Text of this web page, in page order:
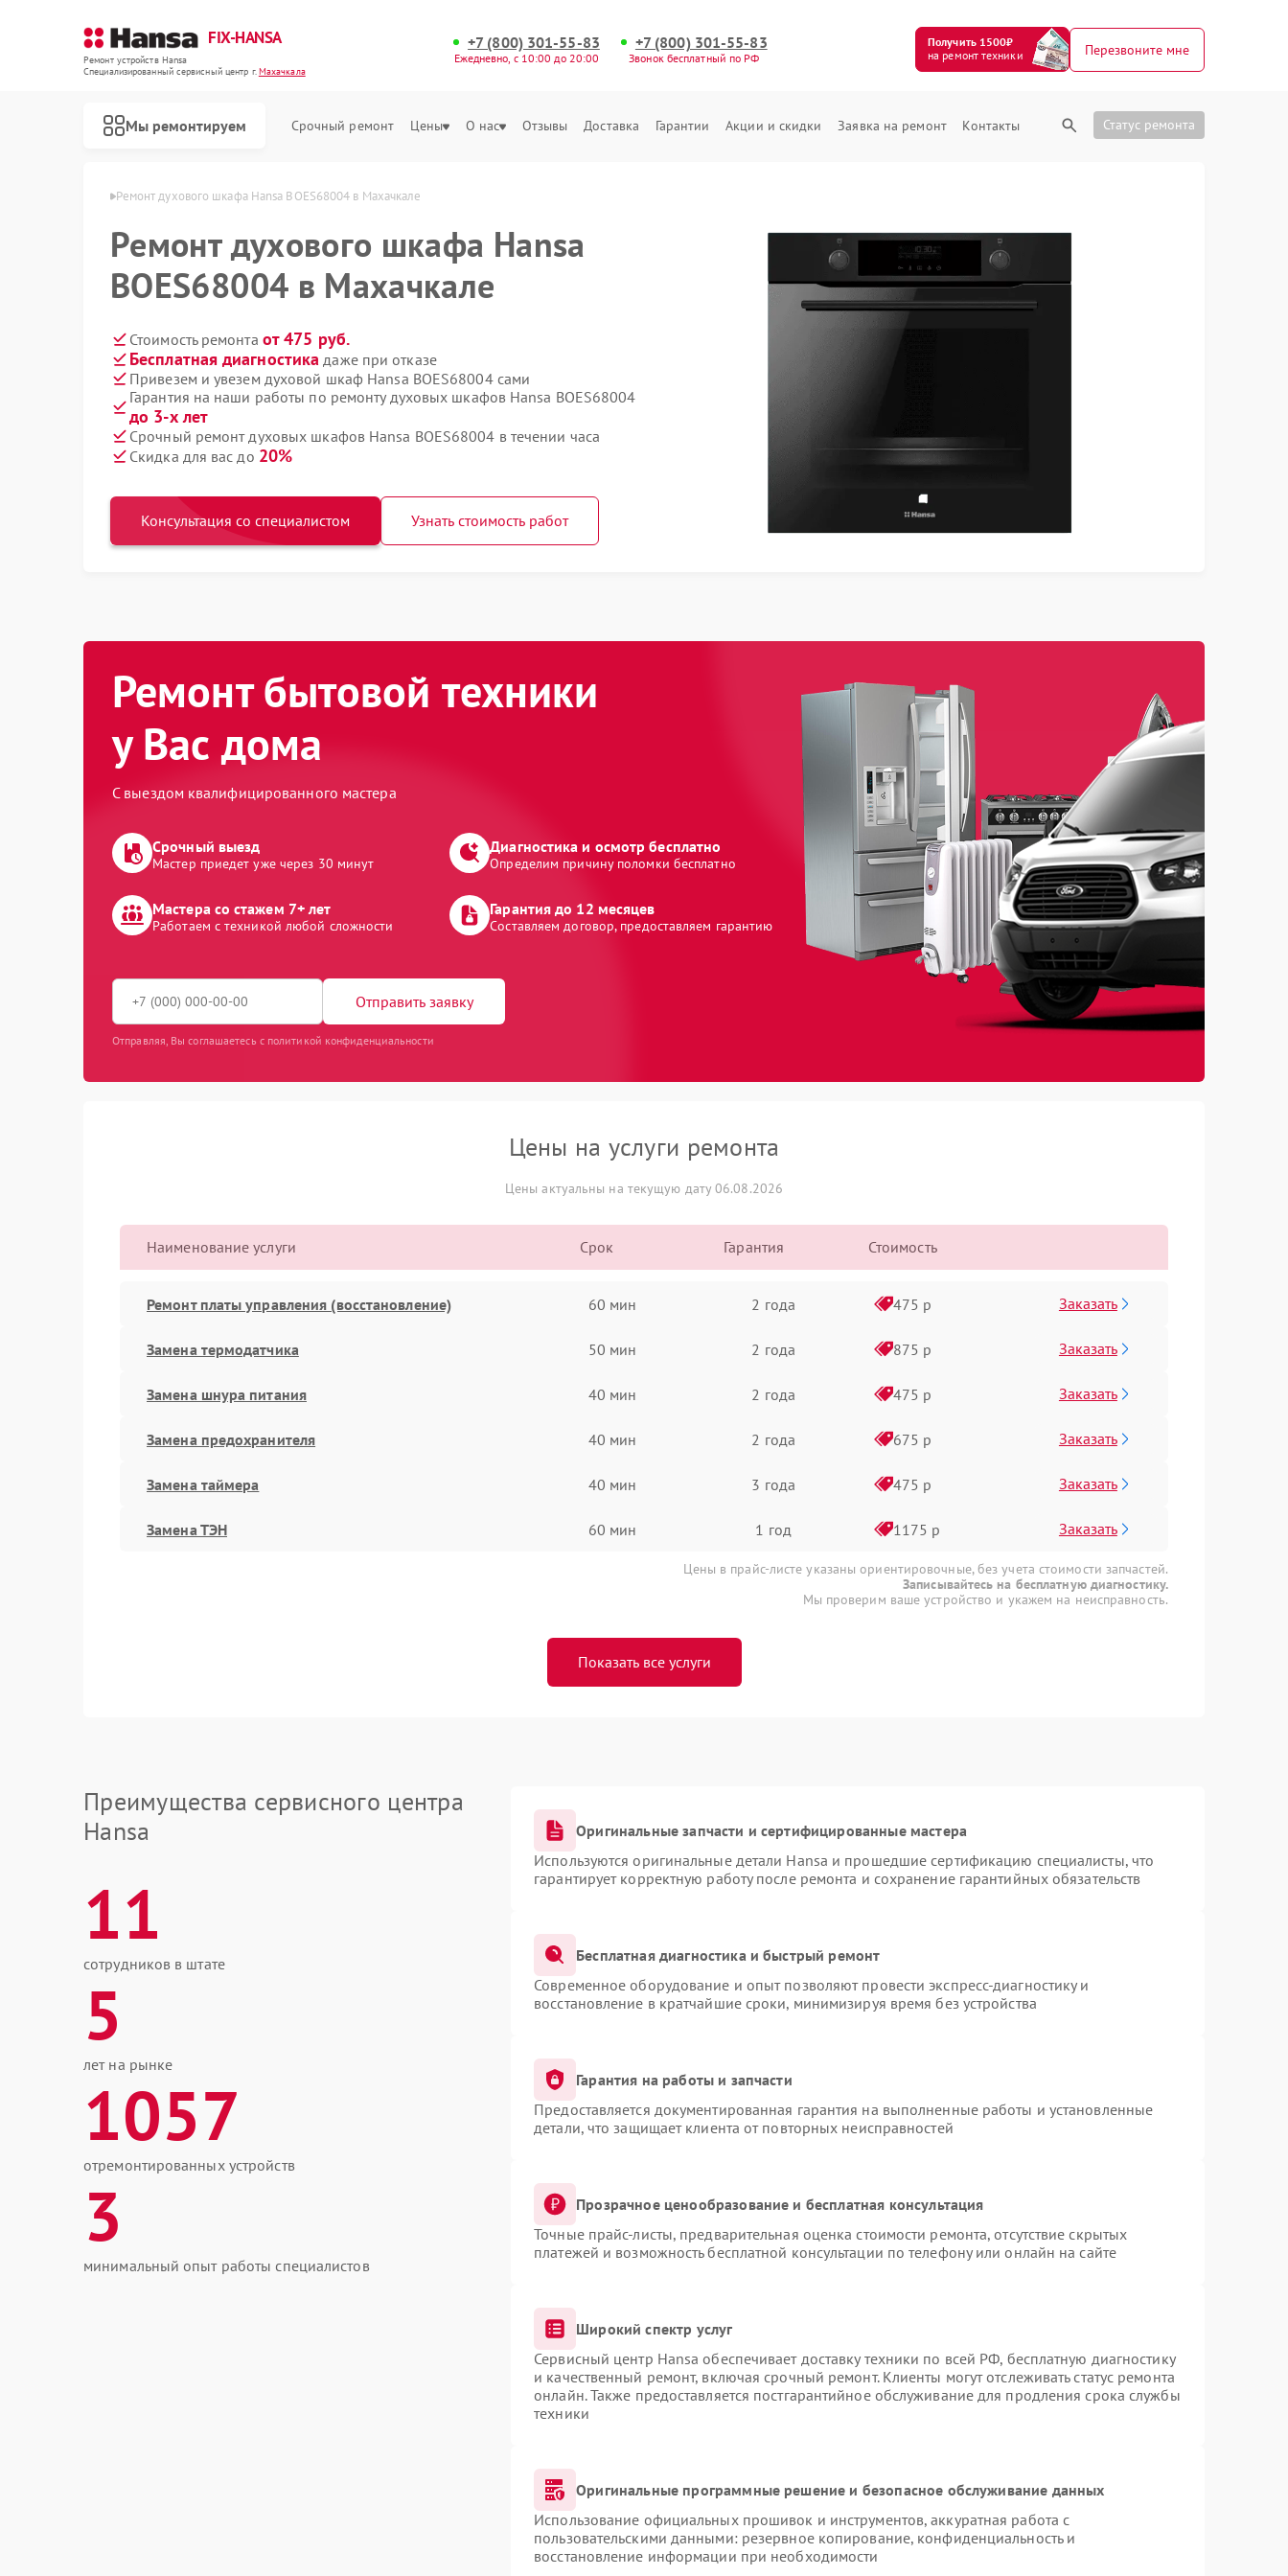
FIX-HANSA
Ремонт устройств Hansa
Специализированный cервисный центр г.Махачкала
+7 (800) 301-55-83
Ежедневно, с 10:00 до 20:00
+7 (800) 301-55-83
Звонок бесплатный по РФ
Получить 1500₽
на ремонт техники
Перезвоните мне
Мы ремонтируем Срочный ремонт Цены О нас Отзывы Доставка Гарантии Акции и скидки Заявка на ремонт Контакты Статус ремонта
Ремонт духового шкафа Hansa BOES68004 в Махачкале
Ремонт духового шкафа Hansa
BOES68004 в Махачкале
Стоимость ремонта от 475 руб.
Бесплатная диагностика даже при отказе
Привезем и увезем духовой шкаф Hansa BOES68004 сами
Гарантия на наши работы по ремонту духовых шкафов Hansa BOES68004
до 3-х лет
Срочный ремонт духовых шкафов Hansa BOES68004 в течении часа
Скидка для вас до 20%
Консультация со специалистом Узнать стоимость работ
Ремонт бытовой техники
у Вас дома
С выездом квалифицированного мастера
Срочный выезд
Мастер приедет уже через 30 минут
Диагностика и осмотр бесплатно
Определим причину поломки бесплатно
Мастера со стажем 7+ лет
Работаем с техникой любой сложности
Гарантия до 12 месяцев
Составляем договор, предоставляем гарантию
Отправить заявку
Отправляя, Вы соглашаетесь с политикой конфиденциальности
Цены на услуги ремонта
Цены актуальны на текущую дату 06.08.2026
Наименование услуги Срок Гарантия Стоимость
Ремонт платы управления (восстановление) 60 мин 2 года 475 р Заказать
Замена термодатчика 50 мин 2 года 875 р Заказать
Замена шнура питания 40 мин 2 года 475 р Заказать
Замена предохранителя 40 мин 2 года 675 р Заказать
Замена таймера 40 мин 3 года 475 р Заказать
Замена ТЭН 60 мин 1 год 1175 р Заказать
Цены в прайс-листе указаны ориентировочные, без учета стоимости запчастей.
Записывайтесь на бесплатную диагностику.
Мы проверим ваше устройство и укажем на неисправность.
Показать все услуги
Преимущества сервисного центра
Hansa
11
сотрудников в штате
5
лет на рынке
1057
отремонтированных устройств
3
минимальный опыт работы специалистов
Оригинальные запчасти и сертифицированные мастера
Используются оригинальные детали Hansa и прошедшие сертификацию специалисты, что
гарантирует корректную работу после ремонта и сохранение гарантийных обязательств
Бесплатная диагностика и быстрый ремонт
Современное оборудование и опыт позволяют провести экспресс-диагностику и
восстановление в кратчайшие сроки, минимизируя время без устройства
Гарантия на работы и запчасти
Предоставляется документированная гарантия на выполненные работы и установленные
детали, что защищает клиента от повторных неисправностей
Прозрачное ценообразование и бесплатная консультация
Точные прайс-листы, предварительная оценка стоимости ремонта, отсутствие скрытых
платежей и возможность бесплатной консультации по телефону или онлайн на сайте
Широкий спектр услуг
Сервисный центр Hansa обеспечивает доставку техники по всей РФ, бесплатную диагностику
и качественный ремонт, включая срочный ремонт. Клиенты могут отслеживать статус ремонта
онлайн. Также предоставляется постгарантийное обслуживание для продления срока службы
техники
Оригинальные программные решение и безопасное обслуживание данных
Использование официальных прошивок и инструментов, аккуратная работа с
пользовательскими данными: резервное копирование, конфиденциальность и
восстановление информации при необходимости